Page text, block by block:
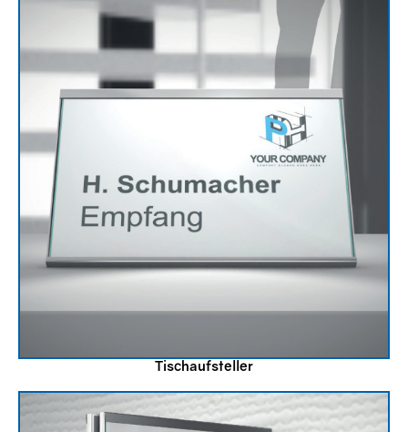
Tischaufsteller